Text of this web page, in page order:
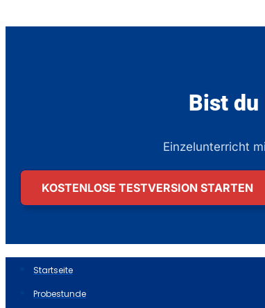
Bist du
Einzelunterricht
KOSTENLOSE TESTVERSION STARTEN
Startseite
Probestunde